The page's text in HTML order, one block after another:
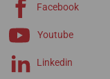
Facebook
Youtube
Linkedin